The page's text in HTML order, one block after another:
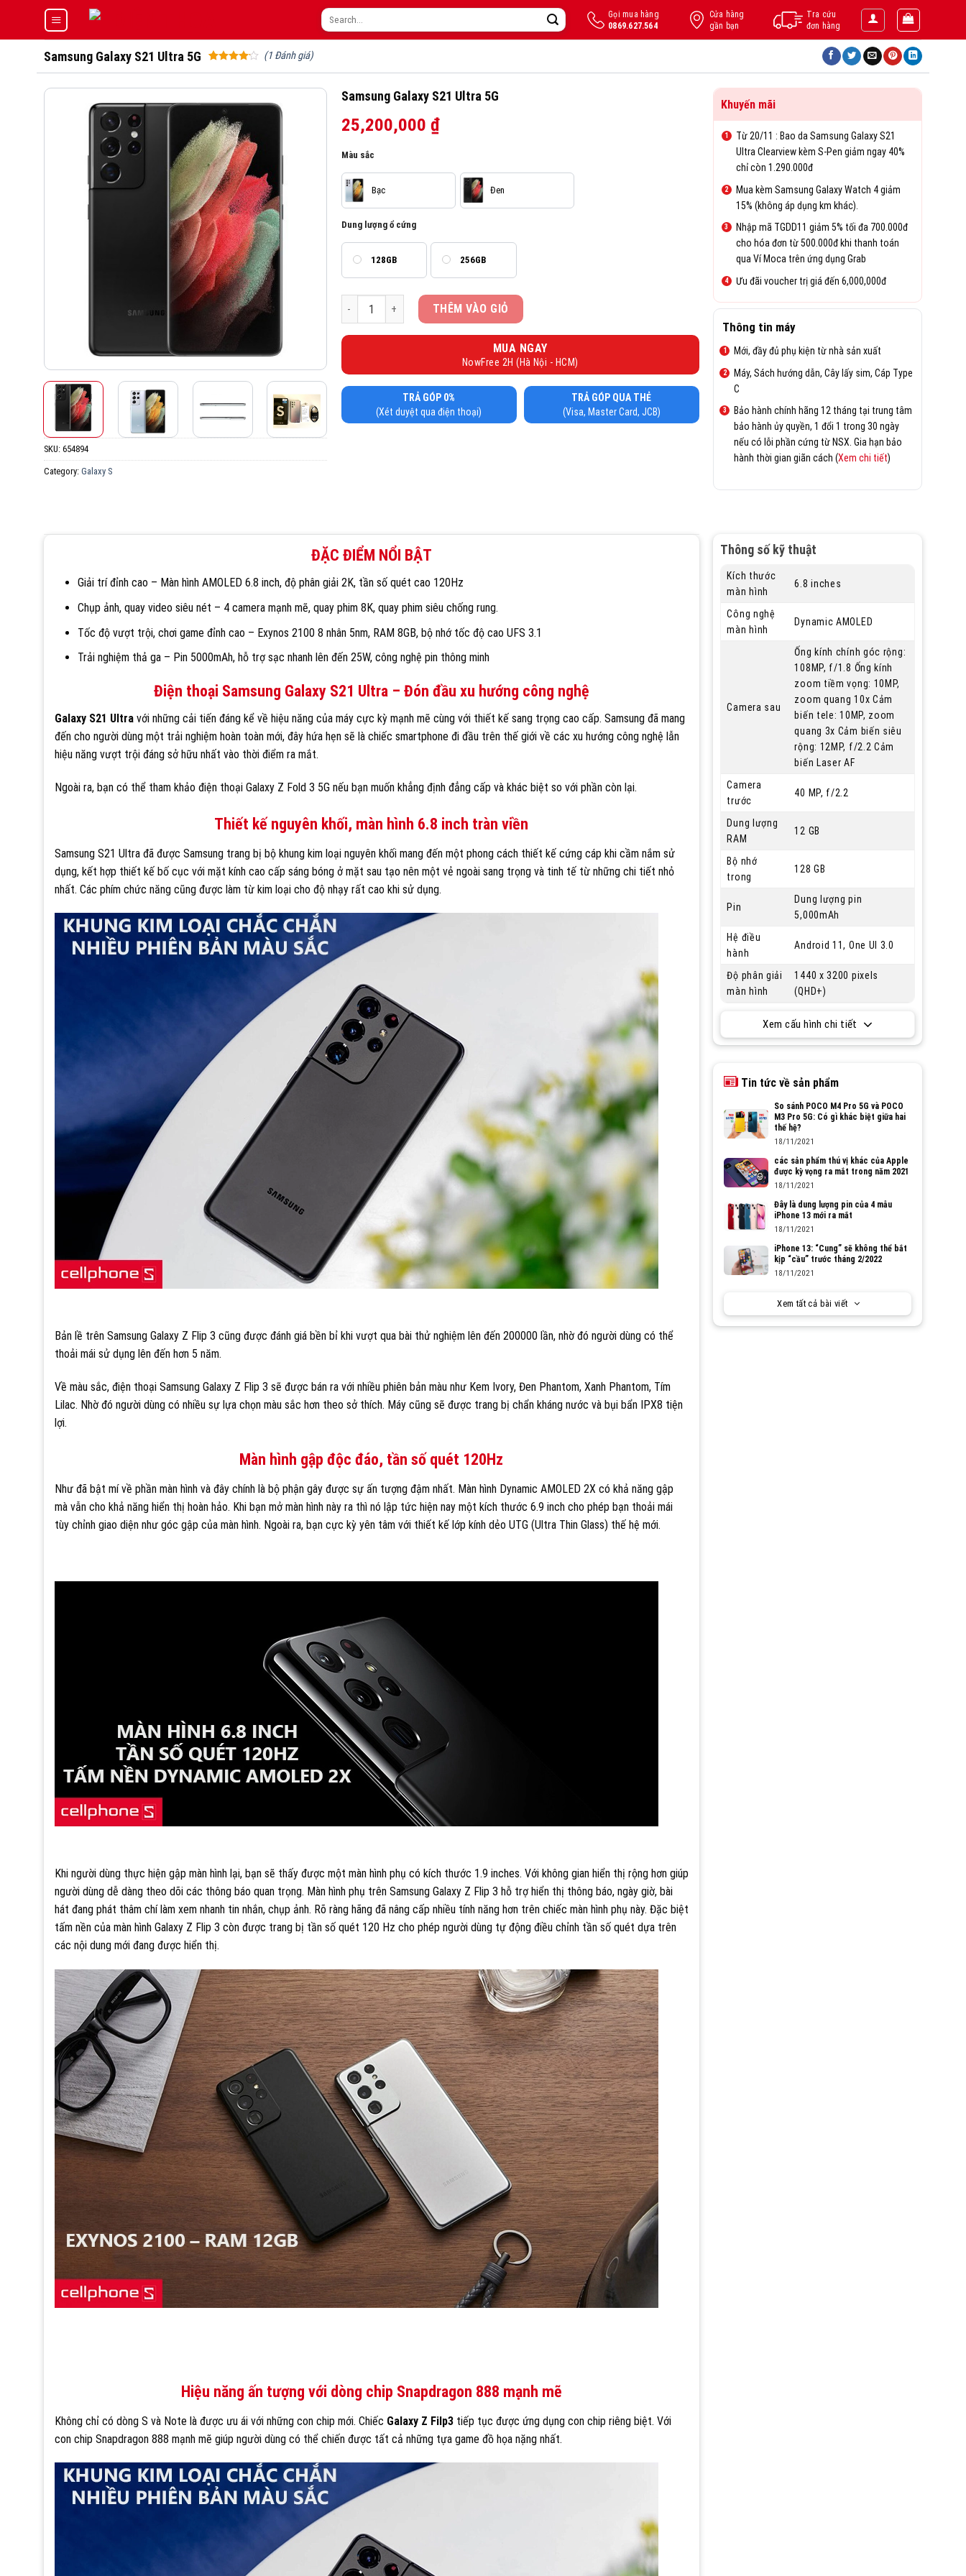
Search
for:
Gọi mua hàng
0869.627.564
Cửa hàng
gần bạn
Tra cứu
đơn hàng
Samsung Galaxy S21 Ultra 5G
Rated
based
on
1
customer
rating
(1Đánh giá)
SKU: 654894
Category: Galaxy S
Samsung Galaxy S21 Ultra 5G
25,200,000 ₫
Màu sắc
Bạc Đen
Dung lượng ổ cứng
128GB 256GB
Samsung Galaxy S21 Ultra 5G quantity
THÊM VÀO GIỎ
MUA NGAY
NowFree 2H (Hà Nội - HCM)
TRẢ GÓP 0%
(Xét duyệt qua điện thoại)
TRẢ GÓP QUA THẺ
(Visa, Master Card, JCB)
Khuyến mãi
Từ 20/11 : Bao da Samsung Galaxy S21
Ultra Clearview kèm S-Pen giảm ngay 40%
chỉ còn 1.290.000đ
Mua kèm Samsung Galaxy Watch 4 giảm
15% (không áp dụng km khác).
Nhập mã TGDD11 giảm 5% tối đa 700.000đ
cho hóa đơn từ 500.000đ khi thanh toán
qua Ví Moca trên ứng dụng Grab
Ưu đãi voucher trị giá đến 6,000,000đ
Thông tin máy
Mới, đầy đủ phụ kiện từ nhà sản xuất
Máy, Sách hướng dẫn, Cây lấy sim, Cáp Type
C
Bảo hành chính hãng 12 tháng tại trung tâm
bảo hành ủy quyền, 1 đổi 1 trong 30 ngày
nếu có lỗi phần cứng từ NSX. Gia hạn bảo
hành thời gian giãn cách (Xem chi tiết)
ĐẶC ĐIỂM NỔI BẬT
Giải trí đỉnh cao – Màn hình AMOLED 6.8 inch, độ phân giải 2K, tần số quét cao 120Hz
Chụp ảnh, quay video siêu nét – 4 camera mạnh mẽ, quay phim 8K, quay phim siêu chống rung.
Tốc độ vượt trội, chơi game đỉnh cao – Exynos 2100 8 nhân 5nm, RAM 8GB, bộ nhớ tốc độ cao UFS 3.1
Trải nghiệm thả ga – Pin 5000mAh, hỗ trợ sạc nhanh lên đến 25W, công nghệ pin thông minh
Điện thoại Samsung Galaxy S21 Ultra – Đón đầu xu hướng công nghệ
Galaxy S21 Ultravới những cải tiến đáng kể về hiệu năng của máy cực kỳ mạnh mẽ cùng với thiết kế sang trọng cao cấp. Samsung đã mang
đến cho người dùng một trải nghiệm hoàn toàn mới, đây hứa hẹn sẽ là chiếc smartphone đi đầu trên thế giới về các xu hướng công nghệ lẫn
hiệu năng vượt trội đáng sở hữu nhất vào thời điểm ra mắt.
Ngoài ra, bạn có thể tham khảo điện thoại Galaxy Z Fold 3 5G nếu bạn muốn khẳng định đẳng cấp và khác biệt so với phần còn lại.
Thiết kế nguyên khối, màn hình 6.8 inch trànviền
Samsung S21 Ultra đã được Samsung trang bị bộ khung kim loại nguyên khối mang đến một phong cách thiết kế cứng cáp khi cầm nắm sử
dụng, kết hợp thiết kế bố cục với mặt kính cao cấp sáng bóng ở mặt sau tạo nên một vẻ ngoài sang trọng và tinh tế từ những chi tiết nhỏ
nhất. Các phím chức năng cũng được làm từ kim loại cho độ nhạy rất cao khi sử dụng.
Bản lề trên Samsung Galaxy Z Flip 3 cũng được đánh giá bền bỉ khi vượt qua bài thử nghiệm lên đến 200000 lần, nhờ đó người dùng có thể
thoải mái sử dụng lên đến hơn 5 năm.
Về màu sắc, điện thoại Samsung Galaxy Z Flip 3 sẽ được bán ra với nhiều phiên bản màu như Kem Ivory, Đen Phantom, Xanh Phantom, Tím
Lilac. Nhờ đó người dùng có nhiều sự lựa chọn màu sắc hơn theo sở thích. Máy cũng sẽ được trang bị chẩn kháng nước và bụi bẩn IPX8 tiện
lợi.
Màn hình gập độc đáo, tần số quét 120Hz
Như đã bật mí về phần màn hình và đây chính là bộ phận gây được sự ấn tượng đậm nhất. Màn hình Dynamic AMOLED 2X có khả năng gập
mà vẫn cho khả năng hiển thị hoàn hảo. Khi bạn mở màn hình này ra thì nó lập tức hiện nay một kích thước 6.9 inch cho phép bạn thoải mái
tùy chỉnh giao diện như góc gập của màn hình. Ngoài ra, bạn cực kỳ yên tâm với thiết kế lớp kính dẻo UTG (Ultra Thin Glass) thế hệ mới.
Khi người dùng thực hiện gập màn hình lại, bạn sẽ thấy được một màn hình phụ có kích thước 1.9 inches. Với không gian hiển thị rộng hơn giúp
người dùng dễ dàng theo dõi các thông báo quan trọng. Màn hình phụ trên Samsung Galaxy Z Flip 3 hỗ trợ hiển thị thông báo, ngày giờ, bài
hát đang phát thâm chí làm xem nhanh tin nhắn, chụp ảnh. Rõ ràng hãng đã nâng cấp nhiều tính năng hơn trên chiếc màn hình phụ này. Đặc biệt
tấm nền của màn hình Galaxy Z Flip 3 còn được trang bị tần số quét 120 Hz cho phép người dùng tự động điều chỉnh tần số quét dựa trên
các nội dung mới đang được hiển thị.
Hiệu năng ấn tượng với dòng chip Snapdragon 888 mạnh mẽ
Không chỉ có dòng S và Note là được ưu ái với những con chip mới. Chiếc Galaxy Z Filp3tiếp tục được ứng dụng con chip riêng biệt. Với
con chip Snapdragon 888 mạnh mẽ giúp người dùng có thể chiến được tất cả những tựa game đồ họa nặng nhất.
Thông số kỹ thuật
Kích thước
màn hình
6.8 inches
Công nghệ
màn hình
Dynamic AMOLED
Camera sau
Ống kính chính góc rộng:
108MP, f/1.8 Ống kính
zoom tiềm vọng: 10MP,
zoom quang 10x Cảm
biến tele: 10MP, zoom
quang 3x Cảm biến siêu
rộng: 12MP, f/2.2 Cảm
biến Laser AF
Camera
trước
40 MP, f/2.2
Dung lượng
RAM
12 GB
Bộ nhớ
trong
128 GB
Pin
Dung lượng pin
5,000mAh
Hệ điều
hành
Android 11, One UI 3.0
Độ phân giải
màn hình
1440 x 3200 pixels
(QHD+)
Xem cấu hình chi tiết
Tin tức về sản phẩm
So sánh POCO M4 Pro 5G và POCO
M3 Pro 5G: Có gì khác biệt giữa hai
thế hệ?
18/11/2021
các sản phẩm thú vị khác của Apple
được kỳ vọng ra mắt trong năm 2021
18/11/2021
Đây là dung lượng pin của 4 mẫu
iPhone 13 mới ra mắt
18/11/2021
iPhone 13: “Cung” sẽ không thể bắt
kịp “cầu” trước tháng 2/2022
18/11/2021
Xem tất cả bài viết